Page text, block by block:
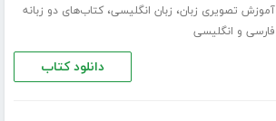
آموزش تصویری زبان، زبان انگلیسی،کتاب‌های دو زبانه
فارسی و انگلیسی
دانلود کتاب